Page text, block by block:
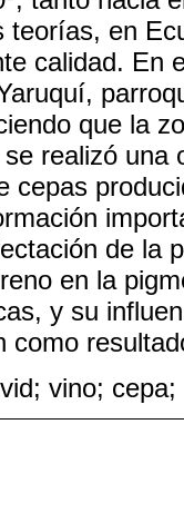
teorías, en
calidad. En
que la
realizó una
cepas
de la
en la
y su
como
vid; vino;